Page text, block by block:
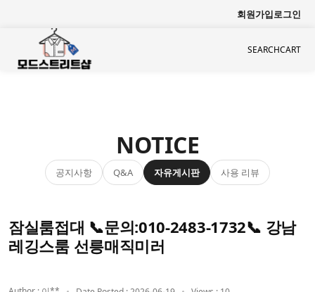
회원가입로그인
SEARCHCART
NOTICE
공지사항 Q&A 자유게시판 사용 리뷰
잠실룸접대 📞문의:010-2483-1732📞 강남
레깅스룸 선릉매직미러